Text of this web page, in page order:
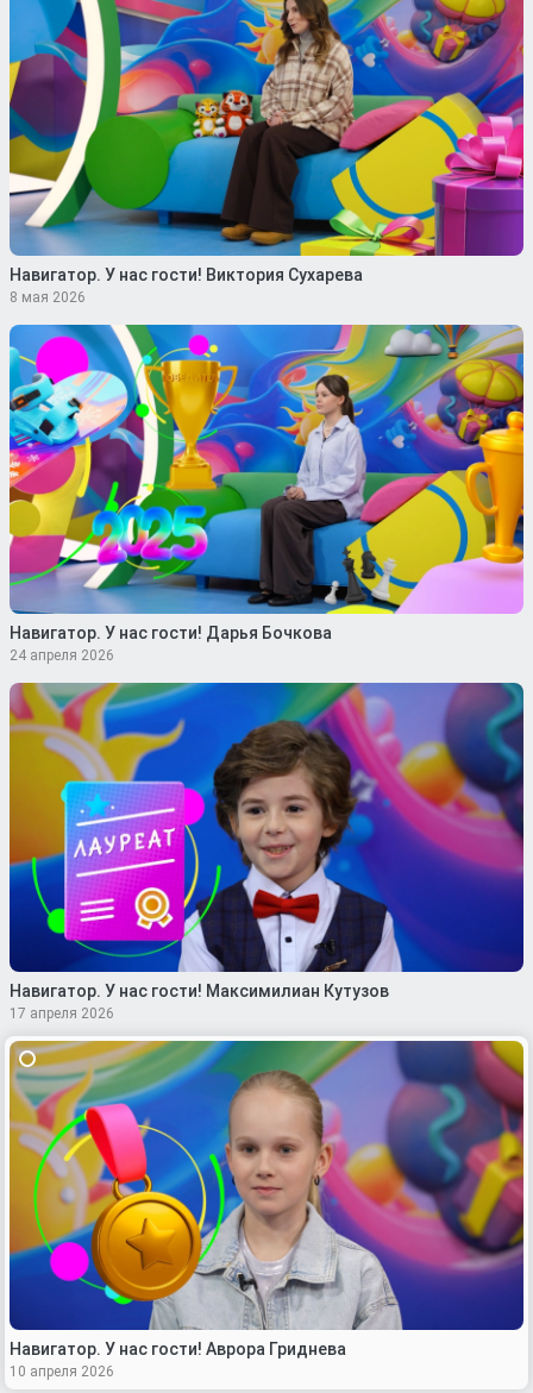
Навигатор. У нас гости! Виктория Сухарева
8 мая 2026
Навигатор. У нас гости! Дарья Бочкова
24 апреля 2026
Навигатор. У нас гости! Максимилиан Кутузов
17 апреля 2026
Навигатор. У нас гости! Аврора Гриднева
10 апреля 2026